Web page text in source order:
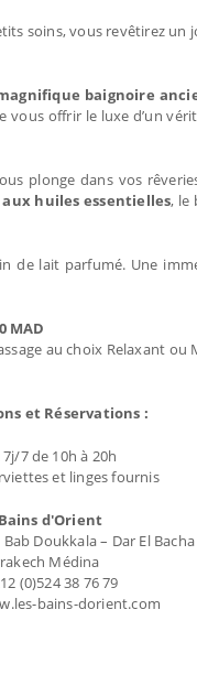
soins, vous revêtirez
baignoire
vous offrir le luxe d’un
plonge dans vos
huiles essentielles, le
de lait parfumé. Une
MAD
au choix Relaxant ou
et Réservations :
7 de 10h à 20h
et linges fournis
d'Orient
Doukkala – Dar El Bacha
Médina
(0)524 38 76 79
bains-dorient.com